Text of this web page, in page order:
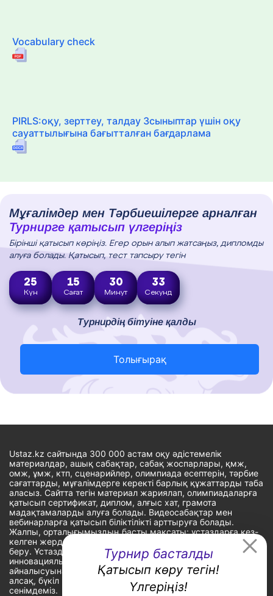
Турнир басталды
Қатысып көру тегін!
Үлгеріңіз!
Vocabulary check
PIRLS:оқу, зерттеу, талдау 3сыныптар үшін оқу
сауаттылығына бағытталған бағдарлама
Мұғалімдер мен Тәрбиешілерге арналған
Турнирге қатысып үлгеріңіз
Бірінші қатысып көріңіз. Егер орын алып жатсаңыз, дипломды
алуға болады. Қатысып, тест тапсыру тегін
25
Күн
15
Сағат
30
Минут
32
Секунд
Турнирдің бітуіне қалды
Толығырақ
Ustaz.kz сайтында 300 000 астам оқу әдістемелік
материалдар, ашық сабақтар, сабақ жоспарлары, қмж,
омж, ұмж, ктп, сценарийлер, олимпиада есептерін, тәрбие
сағаттарды, мұғалімдерге керекті барлық құжаттарды таба
аласыз. Сайтта тегін материал жариялап, олимпиадаларға
қатысып сертификат, диплом, алғыс хат, грамота
мадақтамаларды алуға болады. Видеосабақтар мен
вебинарларға қатысып біліктілікті арттыруға болады.
Жалпы, орталығымыздың басты мақсаты: ұстаздарға кез-
келген жерде, кез-келген уақытта білім алуына мүмкіндік
беру. Ұстаздардың барлық өзекті мәселелеріне
инновациялық шешім тауып, шығармашылық жұмыспен
айналысуына уақыт сыйлау. «Ұстаздарға сапалы білім бере
алсақ, бүкіл Қазақ еліне білім бере аламыз» - деген
сенімдеміз.